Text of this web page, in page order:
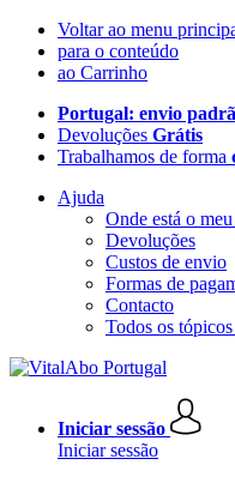
Voltar ao menu
para o conteúdo
ao Carrinho
Portugal: envio
Devoluções Grátis
Trabalhamos de forma
Ajuda
Onde está o
Devoluções
Custos de envio
Formas de
Contacto
Todos os
Iniciar sessão
Iniciar sessão